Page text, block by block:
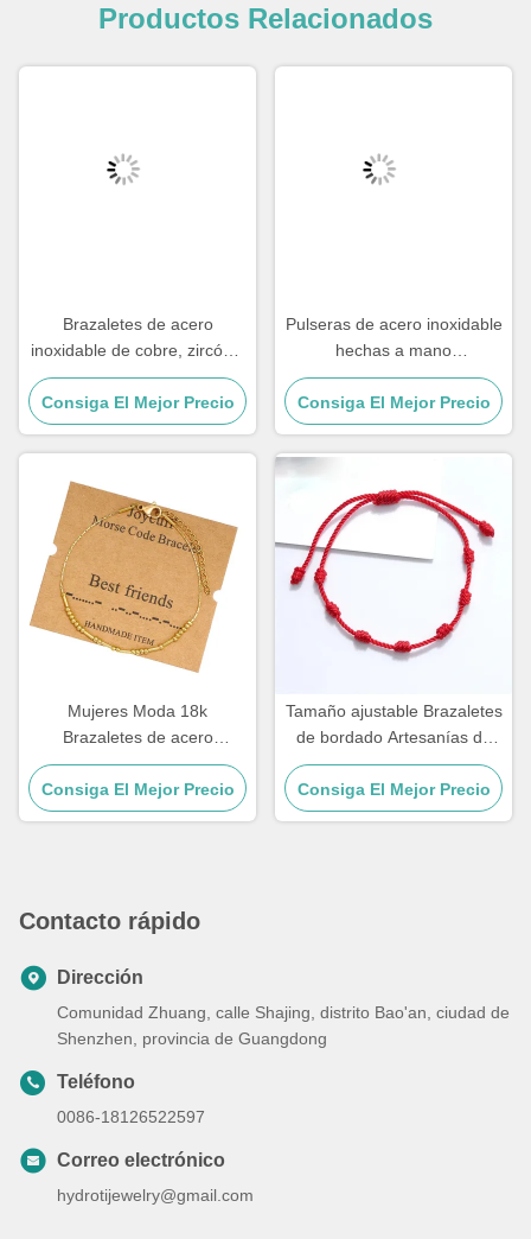
Productos Relacionados
Brazaletes de acero
inoxidable de cobre, zircón y
18k, de oro, con diamantes,
brazalete de mujer.
Consiga El Mejor Precio
Pulseras de acero inoxidable
hechas a mano
personalizadas, regalo para
parejas, pulsera con cuentas
de piedra ojo de tigre para
hombre
Consiga El Mejor Precio
Mujeres Moda 18k
Brazaletes de acero
inoxidable Brazalete de
código Morse 21.5cm
Consiga El Mejor Precio
Tamaño ajustable Brazaletes
de bordado Artesanías de
cuerda Brazaletes para
pareja 15 - 30cm
Consiga El Mejor Precio
Contacto rápido
Dirección
Comunidad Zhuang, calle Shajing, distrito Bao'an, ciudad de
Shenzhen, provincia de Guangdong
Teléfono
0086-18126522597
Correo electrónico
hydrotijewelry@gmail.com